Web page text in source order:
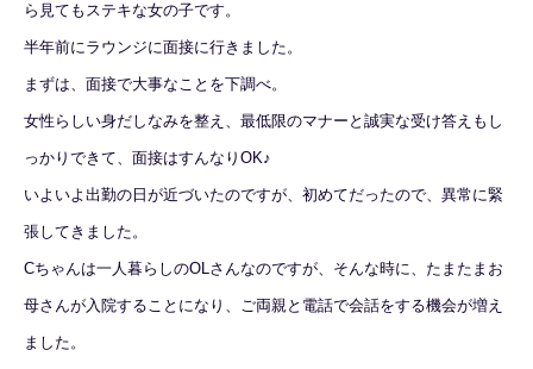
ら見てもステキな女の子です。
半年前にラウンジに面接に行きました。
まずは、面接で大事なことを下調べ。
女性らしい身だしなみを整え、最低限のマナーと誠実な受け答えもし
っかりできて、面接はすんなりOK♪
いよいよ出勤の日が近づいたのですが、初めてだったので、異常に緊
張してきました。
Cちゃんは一人暮らしのOLさんなのですが、そんな時に、たまたまお
母さんが入院することになり、ご両親と電話で会話をする機会が増え
ました。